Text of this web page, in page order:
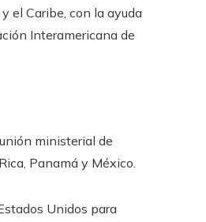
el Caribe, con la ayuda
Interamericana de
ministerial de
Panamá y México.
Unidos para